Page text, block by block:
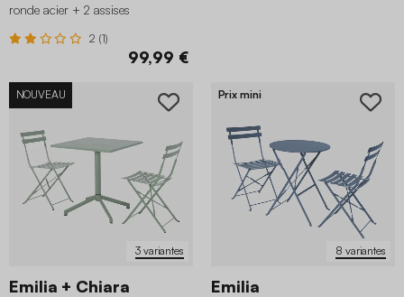
ronde acier + 2 assises
2 (1)
99,99 €
3 variantes
NOUVEAU
Emilia + Chiara
8 variantes
Prix mini
Emilia